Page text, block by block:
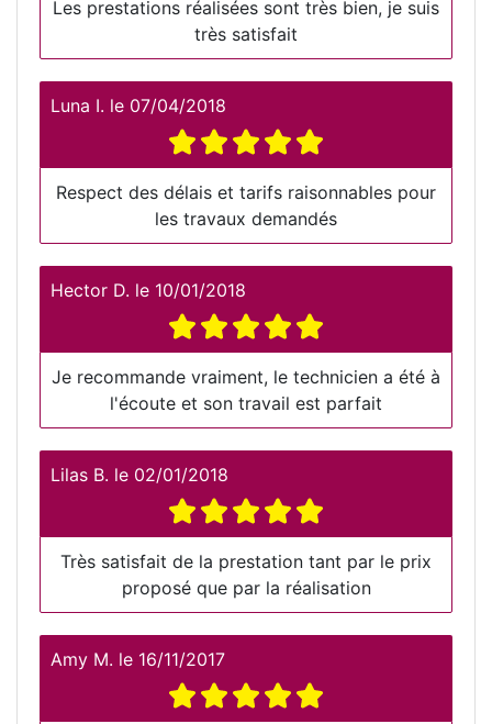
Les prestations réalisées sont très bien, je suis
très satisfait
Luna I. le 07/04/2018
Respect des délais et tarifs raisonnables pour
les travaux demandés
Hector D. le 10/01/2018
Je recommande vraiment, le technicien a été à
l'écoute et son travail est parfait
Lilas B. le 02/01/2018
Très satisfait de la prestation tant par le prix
proposé que par la réalisation
Amy M. le 16/11/2017